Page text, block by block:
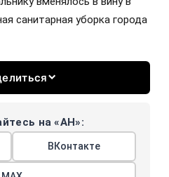
санитарная уборка города
на «АН»:
ВКонтакте